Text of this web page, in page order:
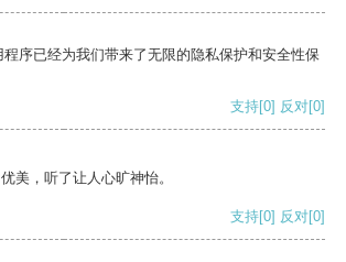
序已经为我们带来了无限的隐私保护和安全性保
支持[0] 反对[0]
美，听了让人心旷神怡。
支持[0] 反对[0]